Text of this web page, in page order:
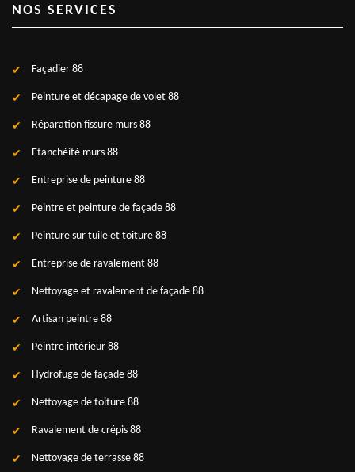
NOS SERVICES
Façadier 88
Peinture et décapage de volet 88
Réparation fissure murs 88
Etanchéité murs 88
Entreprise de peinture 88
Peintre et peinture de façade 88
Peinture sur tuile et toiture 88
Entreprise de ravalement 88
Nettoyage et ravalement de façade 88
Artisan peintre 88
Peintre intérieur 88
Hydrofuge de façade 88
Nettoyage de toiture 88
Ravalement de crépis 88
Nettoyage de terrasse 88